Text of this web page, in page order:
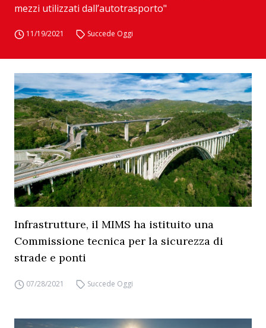
mezzi utilizzati dall’autotrasporto"
11/19/2021 Succede Oggi
Infrastrutture, il MIMS ha istituito una
Commissione tecnica per la sicurezza di
strade e ponti
07/28/2021 Succede Oggi